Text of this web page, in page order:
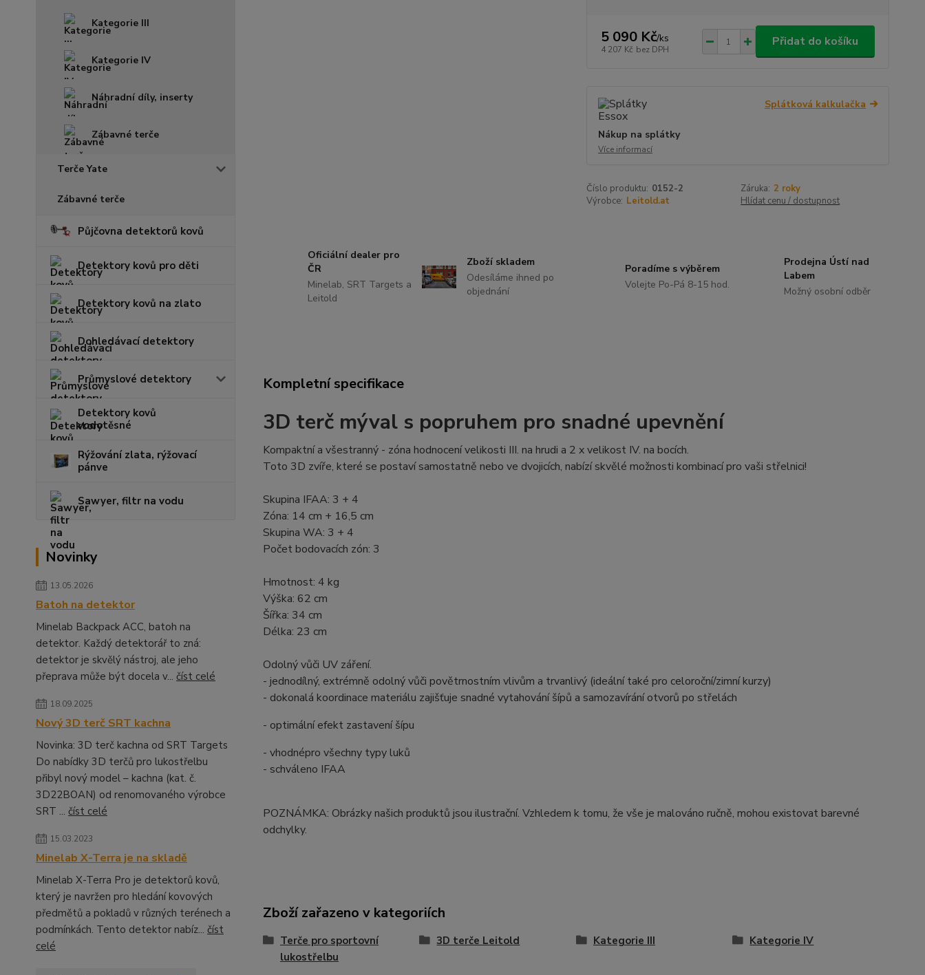
Kategorie III
Kategorie IV
Náhradní díly, inserty
Zábavné terče
Terče Yate
Zábavné terče
Půjčovna detektorů kovů
Detektory kovů pro děti
Detektory kovů na zlato
Dohledávací detektory
Průmyslové detektory
Detektory kovů
vodotěsné
Rýžování zlata, rýžovací
pánve
Sawyer, filtr na vodu
Novinky
13.05.2026
Batoh na detektor
Minelab Backpack ACC, batoh na
detektor. Každý detektorář to zná:
detektor je skvělý nástroj, ale jeho
přeprava může být docela v... číst celé
18.09.2025
Nový 3D terč SRT kachna
Novinka: 3D terč kachna od SRT Targets
Do nabídky 3D terčů pro lukostřelbu
přibyl nový model – kachna (kat. č.
3D22BOAN) od renomovaného výrobce
SRT ... číst celé
15.03.2023
Minelab X-Terra je na skladě
Minelab X-Terra Pro je detektorů kovů,
který je navržen pro hledání kovových
předmětů a pokladů v různých terénech a
podmínkách. Tento detektor nabíz... číst
celé
5 090 Kč/ks
4 207 Kč bez DPH
Přidat do košíku
Splátková kalkulačka
Nákup na splátky
Více informací
Číslo produktu: 0152-2 Záruka: 2 roky
Výrobce: Leitold.at Hlídat cenu / dostupnost
Oficiální dealer pro
ČR
Minelab, SRT Targets a
Leitold
Zboží skladem
Odesíláme ihned po
objednání
Poradíme s výběrem
Volejte Po-Pá 8-15 hod.
Prodejna Ústí nad
Labem
Možný osobní odběr
Kompletní specifikace
3D terč mýval s popruhem pro snadné upevnění
Kompaktní a všestranný - zóna hodnocení velikosti III. na hrudi a 2 x velikost IV. na bocích.
Toto 3D zvíře, které se postaví samostatně nebo ve dvojicích, nabízí skvělé možnosti kombinací pro vaši střelnici!
Skupina IFAA: 3 + 4
Zóna: 14 cm + 16,5 cm
Skupina WA: 3 + 4
Počet bodovacích zón: 3
Hmotnost: 4 kg
Výška: 62 cm
Šířka: 34 cm
Délka: 23 cm
Odolný vůči UV záření.
- jednodílný, extrémně odolný vůči povětrnostním vlivům a trvanlivý (ideální také pro celoroční/zimní kurzy)
- dokonalá koordinace materiálu zajišťuje snadné vytahování šípů a samozavírání otvorů po střelách
- optimální efekt zastavení šípu
- vhodnépro všechny typy luků
- schváleno IFAA
POZNÁMKA: Obrázky našich produktů jsou ilustrační. Vzhledem k tomu, že vše je malováno ručně, mohou existovat barevné
odchylky.
Zboží zařazeno v kategoriích
Terče pro sportovní
lukostřelbu
3D terče Leitold Kategorie III Kategorie IV